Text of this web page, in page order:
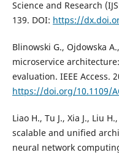
Science and Research
139. DOI: https://
Blinowski G., Ojdowska
microservice
evaluation. IEEE Access.
https://doi.org/10.1109/
Liao H., Tu J., Xia J., Liu
scalable and unified
neural network